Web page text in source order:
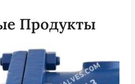
Продукты